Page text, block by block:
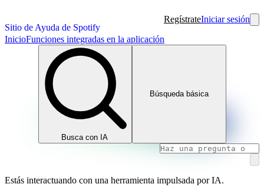
Sitio de Ayuda de Spotify
RegístrateIniciar sesión
InicioFunciones integradas en la aplicación
Busca con IA
Búsqueda básica
Estás interactuando con una herramienta impulsada por IA.